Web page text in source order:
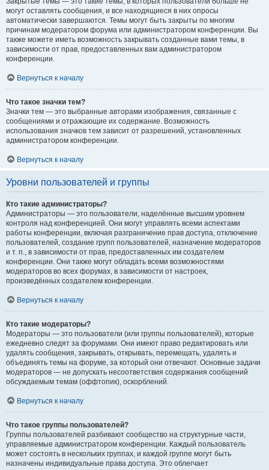
могут оставлять сообщения, и все находящиеся в них опросы
автоматически завершаются. Темы могут быть закрыты по многим
причинам модератором форума или администратором конференции. Вы
также можете иметь возможность закрывать созданные вами темы, в
зависимости от прав, предоставленных вам администратором
конференции.
Вернуться к началу
Что такое значки тем?
Значки тем — это выбранные авторами изображения, связанные с
сообщениями и отражающие их содержание. Возможность
использования значков тем зависит от разрешений, установленных
администратором конференции.
Вернуться к началу
Уровни пользователей и группы
Кто такие администраторы?
Администраторы — это пользователи, наделённые высшим уровнем
контроля над конференцией. Они могут управлять всеми аспектами
работы конференции, включая разграничение прав доступа, отключение
пользователей, создание групп пользователей, назначение модераторов
и т. п., в зависимости от прав, предоставленных им создателем
конференции. Они также могут обладать всеми возможностями
модераторов во всех форумах, в зависимости от настроек,
произведённых создателем конференции.
Вернуться к началу
Кто такие модераторы?
Модераторы — это пользователи (или группы пользователей), которые
ежедневно следят за форумами. Они имеют право редактировать или
удалять сообщения, закрывать, открывать, перемещать, удалять и
объединять темы на форуме, за который они отвечают. Основные задачи
модераторов — не допускать несоответствия содержания сообщений
обсуждаемым темам (оффтопик), оскорблений.
Вернуться к началу
Что такое группы пользователей?
Группы пользователей разбивают сообщество на структурные части,
управляемые администратором конференции. Каждый пользователь
может состоять в нескольких группах, и каждой группе могут быть
назначены индивидуальные права доступа. Это облегчает